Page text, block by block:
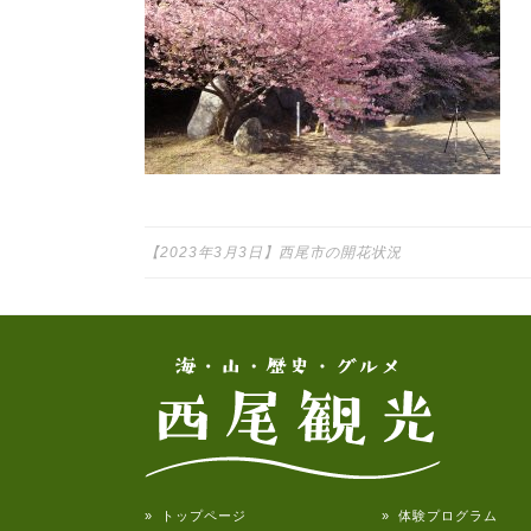
投稿ナビゲーション
【2023年3月3日】西尾市の開花状況
» トップページ » 体験プログラム